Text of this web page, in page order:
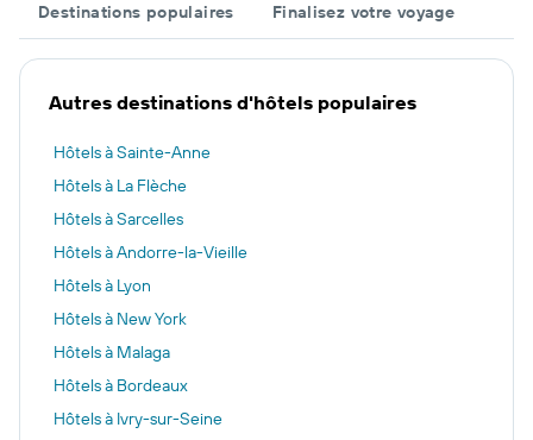
Destinations populaires Finalisez votre voyage
Autres destinations d'hôtels populaires
Hôtels à Sainte-Anne
Hôtels à La Flèche
Hôtels à Sarcelles
Hôtels à Andorre-la-Vieille
Hôtels à Lyon
Hôtels à New York
Hôtels à Malaga
Hôtels à Bordeaux
Hôtels à Ivry-sur-Seine